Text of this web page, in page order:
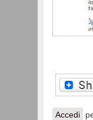
Accedi